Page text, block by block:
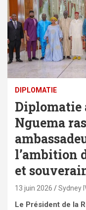
DIPLOMATIE
Diplomatie
Nguema
l’ambition
et
13 juin 2026 Sydney
Le Président de la